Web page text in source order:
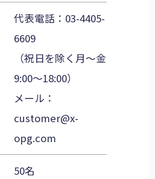
代表電話： 03-4405-
6609
（祝日を除く月〜金
9:00〜18:00）
メール：
customer@x-
opg.com
50名